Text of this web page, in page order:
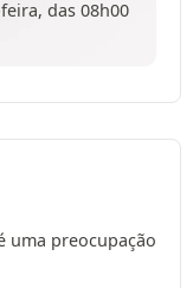
das 08h00
uma preocupação